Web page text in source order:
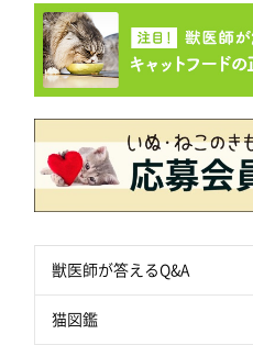
獣医師が答えるQ&A
猫図鑑